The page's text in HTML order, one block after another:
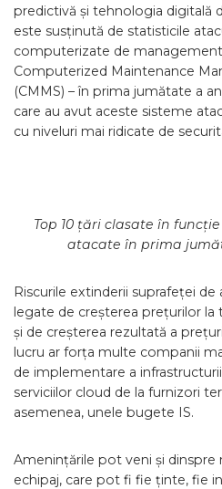
predictivă și tehnologia digitală
este susținută de statisticile
computerizate de
Computerized Maintenance
(CMMS) – în prima jumătate a
care au avut aceste sisteme
cu niveluri mai ridicate de
Top 10 țări clasate în
atacate în prima
Riscurile extinderii suprafeței
legate de creșterea prețurilor
și de creșterea rezultată a
lucru ar forța multe companii
de implementare a
serviciilor cloud de la furnizori
asemenea, unele bugete IS.
Amenințările pot veni și dinspre
echipaj, care pot fi fie ținte, fie